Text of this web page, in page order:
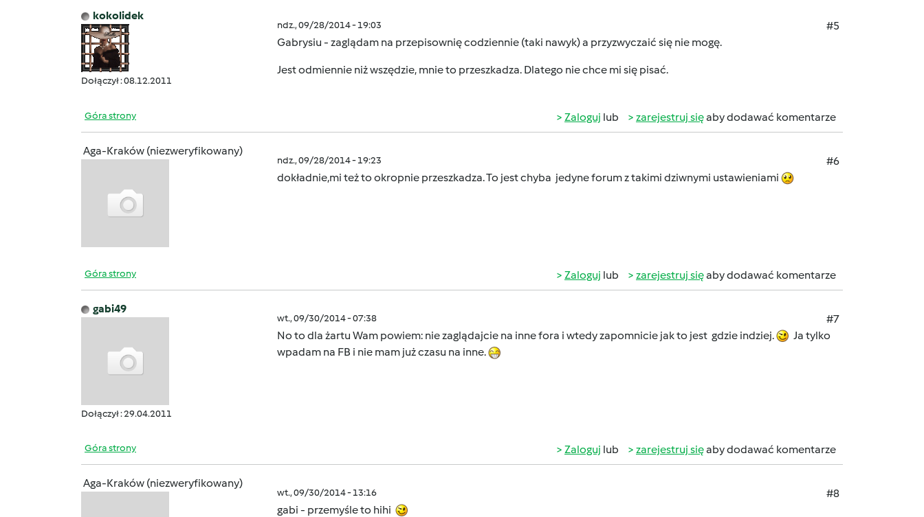
kokolidek
Dołączył : 08.12.2011
ndz., 09/28/2014 - 19:03
#5
Gabrysiu - zaglądam na przepisownię codziennie (taki nawyk) a przyzwyczaić się nie mogę.
Jest odmiennie niż wszędzie, mnie to przeszkadza. Dlatego nie chce mi się pisać.
Góra strony Zaloguj lub zarejestruj sięaby dodawać komentarze
Aga-Kraków (niezweryfikowany)
ndz., 09/28/2014 - 19:23
#6
dokładnie,mi też to okropnie przeszkadza. To jest chyba jedyne forum z takimi dziwnymi ustawieniami
Góra strony Zaloguj lub zarejestruj sięaby dodawać komentarze
gabi49
Dołączył : 29.04.2011
wt., 09/30/2014 - 07:38
#7
No to dla żartu Wam powiem: nie zaglądajcie na inne fora i wtedy zapomnicie jak to jest gdzie indziej.
Ja tylko
wpadam na FB i nie mam już czasu na inne.
Góra strony Zaloguj lub zarejestruj sięaby dodawać komentarze
Aga-Kraków (niezweryfikowany)
wt., 09/30/2014 - 13:16
#8
gabi - przemyśle to hihi